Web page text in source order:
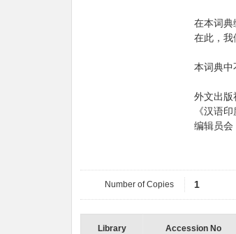
在本词典
在此，我
本词典中
外文出版
《汉语
编辑员会
Number of Copies 1
Library Accession No